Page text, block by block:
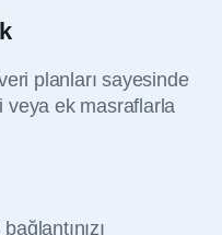
planları sayesinde
veya ek masraflarla